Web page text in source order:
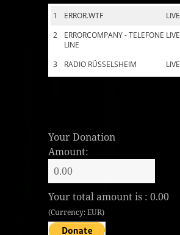
1 LIVE
ERROR.WTF
2
LIVE
ERRORCOMPANY - TELEFONE
LINE
3
LIVE
RADIO RÜSSELSHEIM
Your Donation
Amount:
Your total amount is :0.00
(Currency: EUR)